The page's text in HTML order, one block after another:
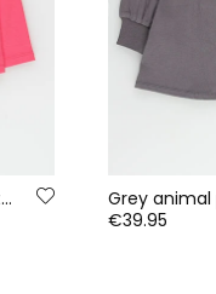
Strawberry print girl\'s knitted T-shirt
€39.95